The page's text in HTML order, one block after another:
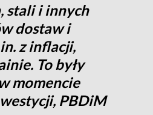
stali i innych
dostaw i
z inflacji,
To były
momencie
PBDiM